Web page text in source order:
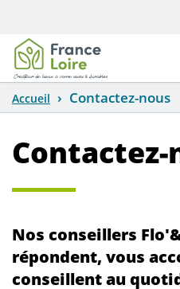
Accueil Contactez-nous
Contactez-
Nos conseillers
répondent, vous
conseillent au